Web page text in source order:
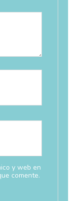
y web en
comente.